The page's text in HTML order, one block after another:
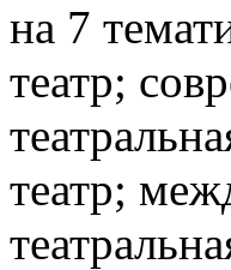
на 7
театр;
театр;